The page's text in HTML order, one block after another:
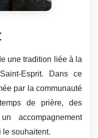
:
une tradition liée à la
Esprit. Dans ce
par la communauté
de prière, des
accompagnement
le souhaitent.